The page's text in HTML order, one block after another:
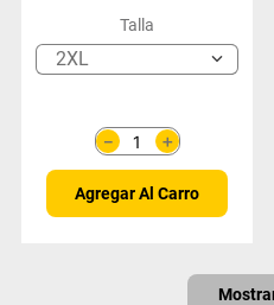
Talla
2XL
＋
－
Agregar Al Carro